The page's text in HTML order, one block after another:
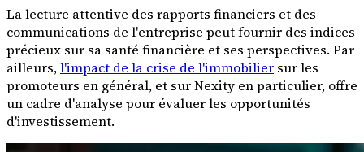
La lecture attentive des rapports financiers et des
communications de l'entreprise peut fournir des indices
précieux sur sa santé financière et ses perspectives. Par
ailleurs,l'impact de la crise de l'immobilier sur les
promoteurs en général, et sur Nexity en particulier, offre
un cadre d'analyse pour évaluer les opportunités
d'investissement.